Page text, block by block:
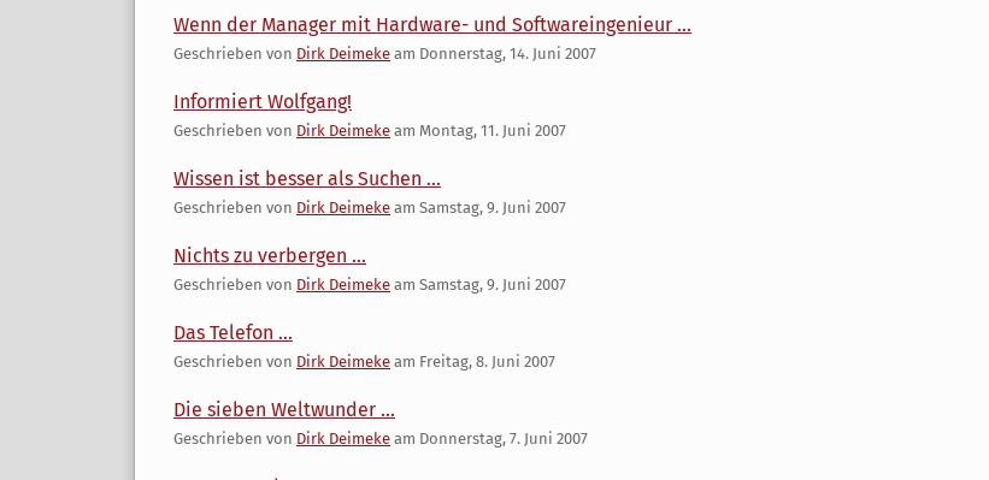
Wenn der Manager mit Hardware- und Softwareingenieur ...
Geschrieben von Dirk Deimeke am Donnerstag, 14. Juni 2007
Informiert Wolfgang!
Geschrieben von Dirk Deimeke am Montag, 11. Juni 2007
Wissen ist besser als Suchen ...
Geschrieben von Dirk Deimeke am Samstag, 9. Juni 2007
Nichts zu verbergen ...
Geschrieben von Dirk Deimeke am Samstag, 9. Juni 2007
Das Telefon ...
Geschrieben von Dirk Deimeke am Freitag, 8. Juni 2007
Die sieben Weltwunder ...
Geschrieben von Dirk Deimeke am Donnerstag, 7. Juni 2007